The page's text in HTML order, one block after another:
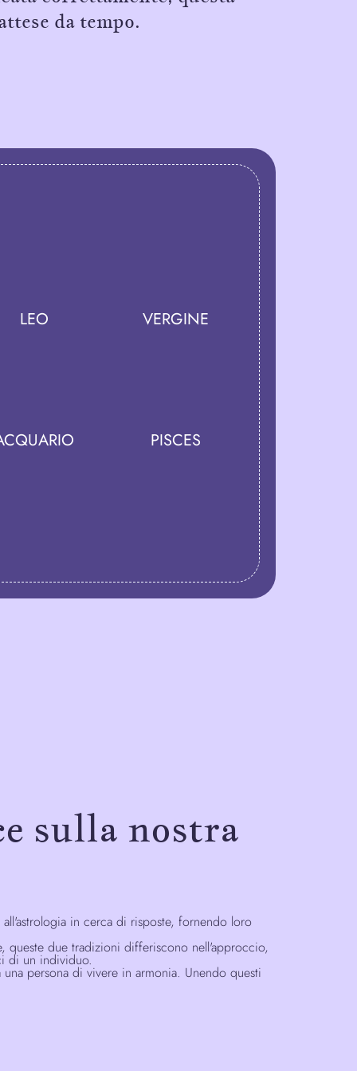
da tempo.
LEO VERGINE
PISCES
sulla nostra
in cerca di risposte, fornendo loro
queste due tradizioni differiscono nell'approccio,
di un individuo.
persona di vivere in armonia. Unendo questi